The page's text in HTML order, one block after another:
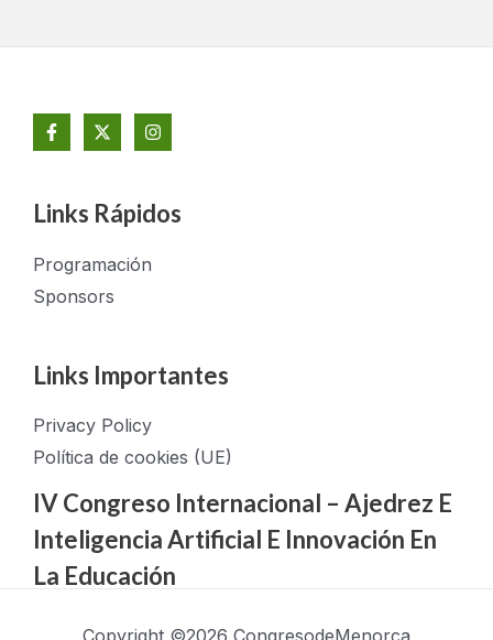
Links Rápidos
Programación
Sponsors
Links Importantes
Privacy Policy
Política de cookies (UE)
IV Congreso Internacional – Ajedrez E
Inteligencia Artificial E Innovación En
La Educación